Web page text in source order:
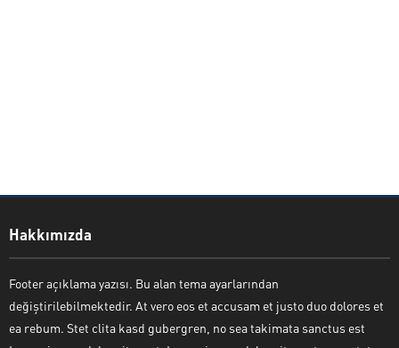
Hakkımızda
Footer açıklama yazısı. Bu alan tema ayarlarından
değiştirilebilmektedir. At vero eos et accusam et justo duo dolores et
ea rebum. Stet clita kasd gubergren, no sea takimata sanctus est